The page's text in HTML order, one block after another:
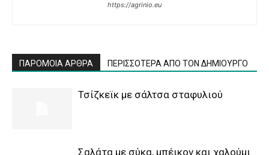
https://agrinio.eu
ΠΑΡΟΜΟΙΑ ΑΡΘΡΑ ΠΕΡΙΣΣΟΤΕΡΑ ΑΠΟ ΤΟΝ ΔΗΜΙΟΥΡΓΟ
Τσίζκεϊκ με σάλτσα σταφυλιού
Σαλάτα με σύκα, μπέικον και χαλούμι